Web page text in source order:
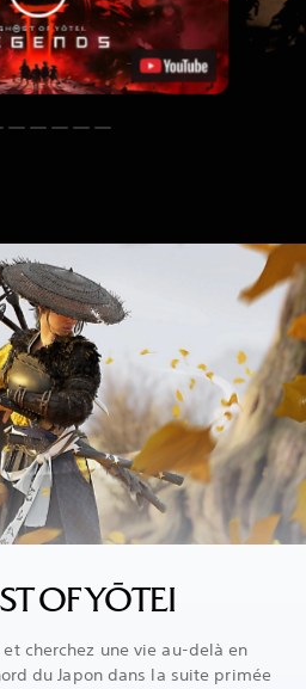
OF YŌTEI
cherchez une vie au-delà en
du Japon dans la suite primée